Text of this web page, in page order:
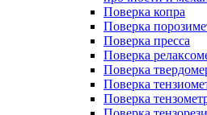
Поверка копра
Поверка
Поверка пресса
Поверка
Поверка
Поверка
Поверка